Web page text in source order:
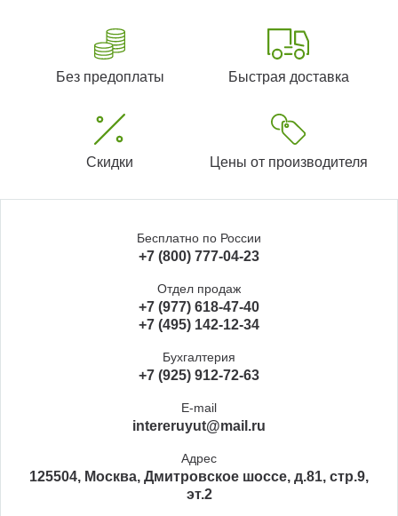
Без предоплаты Быстрая доставка
Скидки Цены от производителя
Бесплатно по России
+7 (800) 777-04-23
Отдел продаж
+7 (977) 618-47-40
+7 (495) 142-12-34
Бухгалтерия
+7 (925) 912-72-63
E-mail
intereruyut@mail.ru
Адрес
125504, Москва, Дмитровское шоссе, д.81, стр.9,
эт.2